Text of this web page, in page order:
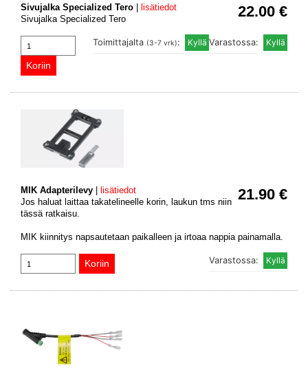
22.00 €
Sivujalka Specialized Tero
lisätiedot
Sivujalka Specialized Tero
Varastossa:
Toimittajalta (3-7 vrk):
21.90 €
MIK Adapterilevy | lisätiedot
Jos haluat laittaa takatelineelle korin, laukun tms niin
tässä ratkaisu.
MIK kiinnitys napsautetaan paikalleen ja irtoaa nappia painamalla.
Varastossa: